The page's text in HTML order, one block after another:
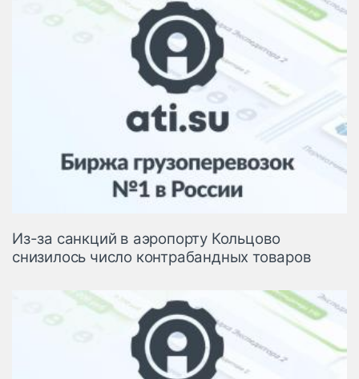
Из-за санкций в аэропорту Кольцово
снизилось число контрабандных товаров